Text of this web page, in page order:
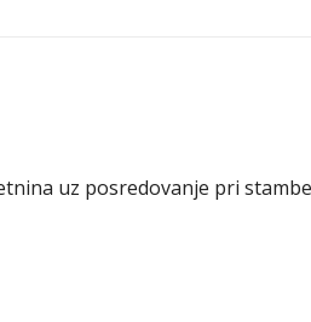
uz posredovanje pri